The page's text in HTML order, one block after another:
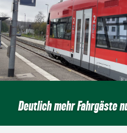
Deutlich mehr Fahrgäste